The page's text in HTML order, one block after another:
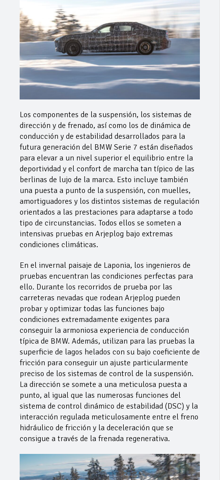
Los componentes de la suspensión, los sistemas de
dirección y de frenado, así como los de dinámica de
conducción y de estabilidad desarrollados para la
futura generación del BMW Serie 7 están diseñados
para elevar a un nivel superior el equilibrio entre la
deportividad y el confort de marcha tan típico de las
berlinas de lujo de la marca. Esto incluye también
una puesta a punto de la suspensión, con muelles,
amortiguadores y los distintos sistemas de regulación
orientados a las prestaciones para adaptarse a todo
tipo de circunstancias. Todos ellos se someten a
intensivas pruebas en Arjeplog bajo extremas
condiciones climáticas.
En el invernal paisaje de Laponia, los ingenieros de
pruebas encuentran las condiciones perfectas para
ello. Durante los recorridos de prueba por las
carreteras nevadas que rodean Arjeplog pueden
probar y optimizar todas las funciones bajo
condiciones extremadamente exigentes para
conseguir la armoniosa experiencia de conducción
típica de BMW. Además, utilizan para las pruebas la
superficie de lagos helados con su bajo coeficiente de
fricción para conseguir un ajuste particularmente
preciso de los sistemas de control de la suspensión.
La dirección se somete a una meticulosa puesta a
punto, al igual que las numerosas funciones del
sistema de control dinámico de estabilidad (DSC) y la
interacción regulada meticulosamente entre el freno
hidráulico de fricción y la deceleración que se
consigue a través de la frenada regenerativa.